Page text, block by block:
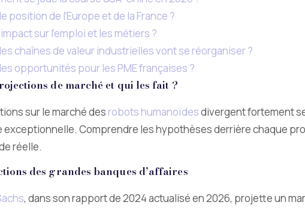
position de l’Europe et de la France ?
sur l’emploi et les métiers ?
chaînes de valeur industrielles vont se réorganiser ?
opportunités pour les PME françaises ?
de marché et qui les fait ?
sur le marché des robots humanoïdesdivergent fortement
exceptionnelle. Comprendre les hypothèses derrière chaque
réelle.
des grandes banques d’affaires
, dans son rapport de 2024 actualisé en 2026, projette un